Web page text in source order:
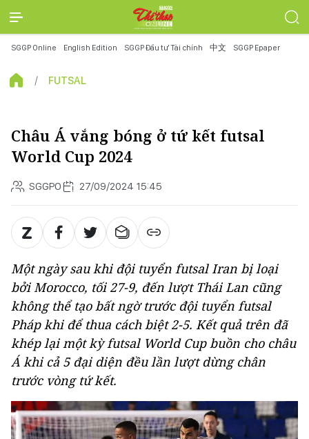
SGGP Online English Edition SGGP Đầu tư Tài chính 中文 SGGP Epaper
FUTSAL
Châu Á vắng bóng ở tứ kết futsal
World Cup 2024
SGGPO 27/09/2024 15:45
Một ngày sau khi đội tuyển futsal Iran bị loại
bởi Morocco, tối 27-9, đến lượt Thái Lan cũng
không thể tạo bất ngờ trước đội tuyển futsal
Pháp khi để thua cách biệt 2-5. Kết quả trên đã
khép lại một kỳ futsal World Cup buồn cho châu
Á khi cả 5 đại diện đều lần lượt dừng chân
trước vòng tứ kết.